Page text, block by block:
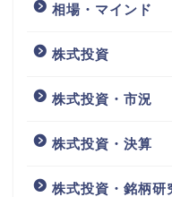
相場・マインド
株式投資
株式投資・市況
株式投資・決算
株式投資・銘柄研